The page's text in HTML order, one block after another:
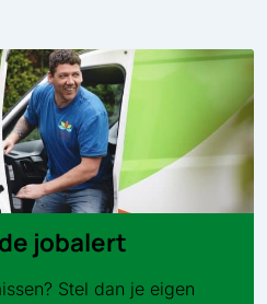
jobalert
Stel dan je eigen